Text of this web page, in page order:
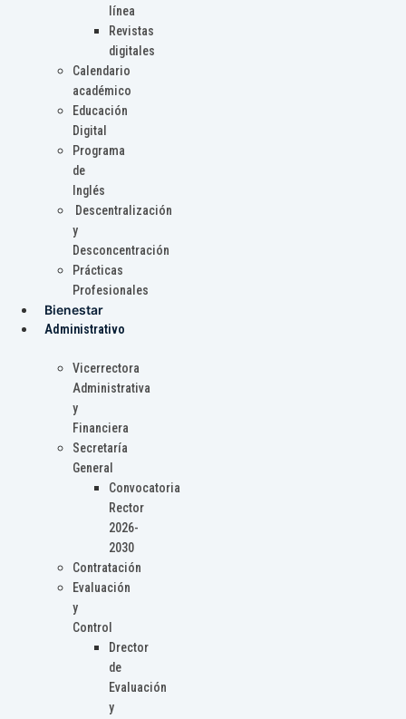
línea
Revistas
digitales
Calendario
académico
Educación
Digital
Programa
de
Inglés
Descentralización
y
Desconcentración
Prácticas
Profesionales
Bienestar
Administrativo
Vicerrectora
Administrativa
y
Financiera
Secretaría
General
Convocatoria
Rector
2026-
2030
Contratación
Evaluación
y
Control
Drector
de
Evaluación
y